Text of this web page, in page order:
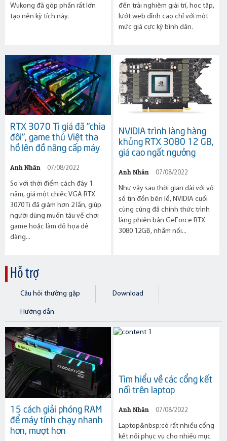
Wukong đã góp phần rất lớn
tạo nên kỳ tích này.
đến trải nghiệm giải trí, học tập,
lướt web đỉnh cao chỉ với một
mức giá cực kỳ bình dân.
RTX 3070 Ti giá đã "chia
đôi", game thủ Việt tha
hồ lên đồ nâng cấp máy
Anh Nhân 07/08/2022
So với thời điểm cách đây 1
năm, giá một chiếc VGA RTX
3070 Ti đã giảm hơn 2 lần, giúp
người dùng muốn tậu về chơi
game hoặc làm đồ họa dễ
dàng...
NVIDIA trình làng hàng
khủng RTX 3080 12 GB,
giá cao ngất ngưởng
Anh Nhân 07/08/2022
Như vậy sau thời gian dài với vô
số tin đồn bên lề, NVIDIA cuối
cùng cũng đã chính thức trình
làng phiên bản GeForce RTX
3080 12GB, nhằm nối...
Hỗ trợ
Câu hỏi thường gặp Download
Hướng dẫn
15 cách giải phóng RAM
để máy tính chạy nhanh
hơn, mượt hơn
Tìm hiểu về các cổng kết
nối trên laptop
Anh Nhân 07/08/2022
Laptop&nbsp;có rất nhiều cổng
kết nối phục vụ cho nhiều mục